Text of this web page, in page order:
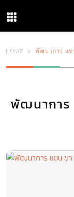
HOME พัฒนาการ แข
พัฒนาการ